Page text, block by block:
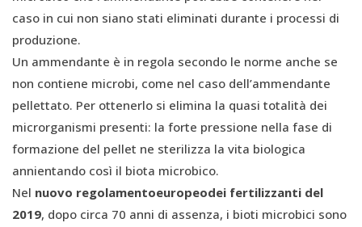
caso in cui non siano stati eliminati durante i processi di
produzione.
Un ammendante è in regola secondo le norme anche se
non contiene microbi, come nel caso dell’ammendante
pellettato. Per ottenerlo si elimina la quasi totalità dei
microrganismi presenti: la forte pressione nella fase di
formazione del pellet ne sterilizza la vita biologica
annientando così il biota microbico.
Nel nuovo regolamentoeuropeodei fertilizzanti del
2019, dopo circa 70 anni di assenza, i bioti microbici sono